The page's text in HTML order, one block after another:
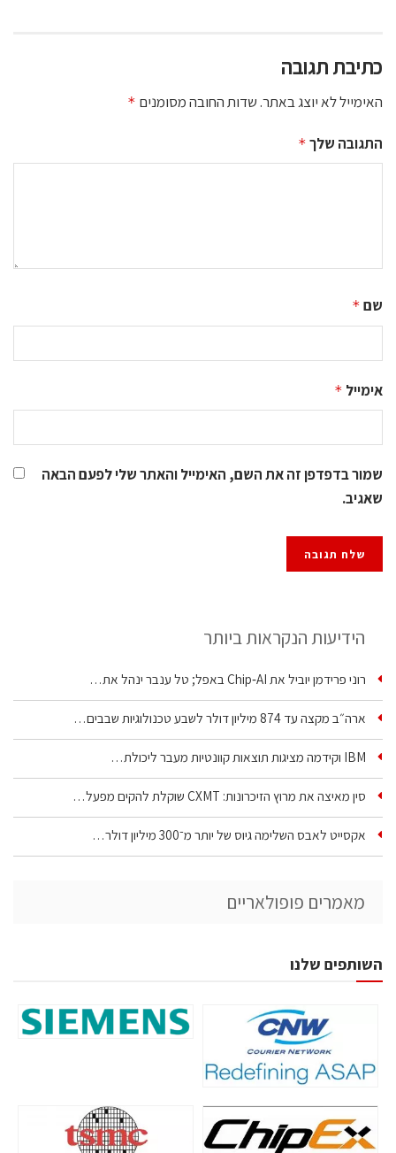
כתיבת תגובה
האימייל לא יוצג באתר.שדות החובה מסומנים *
התגובה שלך *
שם *
אימייל *
שמור בדפדפן זה את השם, האימייל והאתר שלי לפעם הבאה
שאגיב.
הידיעות הנקראות ביותר
רוני פרידמן יוביל את Chip‑AI באפל; טל ענבר ינהל את…
ארה״ב מקצה עד 874 מיליון דולר לשבע טכנולוגיות שבבים…
IBM וקידמה מציגות תוצאות קוונטיות מעבר ליכולת…
סין מאיצה את מרוץ הזיכרונות: CXMT שוקלת להקים מפעל…
אקסייט לאבס השלימה גיוס של יותר מ־300 מיליון דולר…
מאמרים פופולאריים
השותפים שלנו